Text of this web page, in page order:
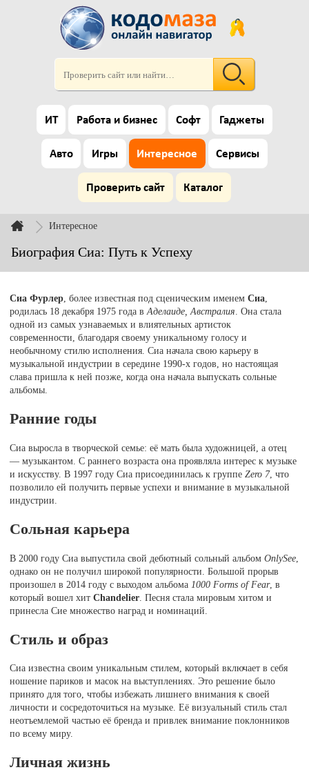
ИТ Работа и бизнес Софт Гаджеты
Авто Игры Интересное Сервисы
Проверить сайт Каталог
Интересное
Биография Сиа: Путь к Успеху
Сиа Фурлер , более известная под сценическим именемСиа
родилась 18 декабря 1975 года вАделаиде, Австралия . Она стала
одной из самых узнаваемых и влиятельных артисток
современности, благодаря своему уникальному голосу и
необычному стилю исполнения. Сиа начала свою карьеру в
музыкальной индустрии в середине 1990-х годов, но настоящая
слава пришла к ней позже, когда она начала выпускать сольные
альбомы.
Ранние годы
Сиа выросла в творческой семье: её мать была художницей, а отец
— музыкантом. С раннего возраста она проявляла интерес к музыке
и искусству. В 1997 году Сиа присоединилась к группеZero 7, что
позволило ей получить первые успехи и внимание в музыкальной
индустрии.
Сольная карьера
В 2000 году Сиа выпустила свой дебютный сольный альбомOnlySee
однако он не получил широкой популярности. Большой прорыв
произошел в 2014 году с выходом альбома 1000 Forms of Fear, в
который вошел хитChandelier . Песня стала мировым хитом и
принесла Сие множество наград и номинаций.
Стиль и образ
Сиа известна своим уникальным стилем, который включает в себя
ношение париков и масок на выступлениях. Это решение было
принято для того, чтобы избежать лишнего внимания к своей
личности и сосредоточиться на музыке. Её визуальный стиль стал
неотъемлемой частью её бренда и привлек внимание поклонников
по всему миру.
Личная жизнь